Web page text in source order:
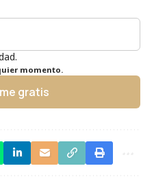
momento.
gratis